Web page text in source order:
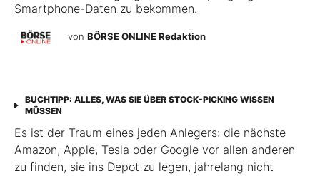
Smartphone-Daten zu bekommen.
von BÖRSE ONLINE Redaktion
BUCHTIPP: ALLES, WAS SIE ÜBER STOCK-PICKING WISSEN
MÜSSEN
Es ist der Traum eines jeden Anlegers: die nächste
Amazon, Apple, Tesla oder Google vor allen anderen
zu finden, sie ins Depot zu legen, jahrelang nicht